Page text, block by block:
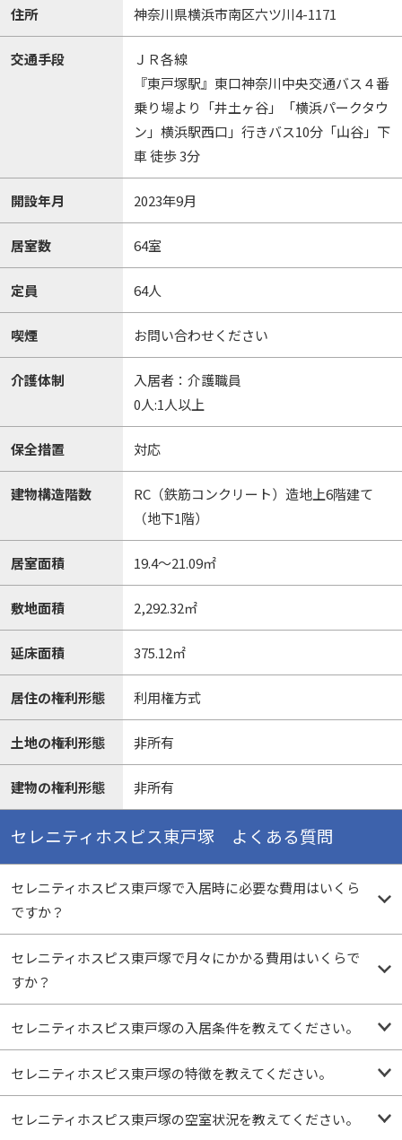
住所 神奈川県横浜市南区六ツ川4-1171
交通手段
ＪＲ各線
『東戸塚駅』東口神奈川中央交通バス４番
乗り場より「井土ヶ谷」「横浜パークタウ
ン」横浜駅西口」行きバス10分「山谷」下
車 徒歩 3分
開設年月 2023年9月
居室数 64室
定員 64人
喫煙 お問い合わせください
介護体制
入居者：介護職員
0人:1人以上
保全措置 対応
建物構造階数
RC（鉄筋コンクリート）造地上6階建て
（地下1階）
居室面積 19.4～21.09㎡
敷地面積 2,292.32㎡
延床面積 375.12㎡
居住の権利形態 利用権方式
土地の権利形態 非所有
建物の権利形態 非所有
セレニティホスピス東戸塚 よくある質問
セレニティホスピス東戸塚で入居時に必要な費用はいくら
ですか？
セレニティホスピス東戸塚で月々にかかる費用はいくらで
すか？
セレニティホスピス東戸塚の入居条件を教えてください。
セレニティホスピス東戸塚の特徴を教えてください。
セレニティホスピス東戸塚の空室状況を教えてください。